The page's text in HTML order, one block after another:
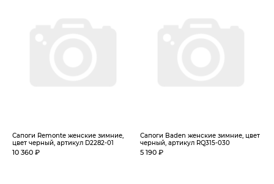
Сапоги Remonte женские зимние,
цвет черный, артикул D2282-01
10 360 ₽
Сапоги Baden женские зимние, цвет
черный, артикул RQ315-030
5 190 ₽